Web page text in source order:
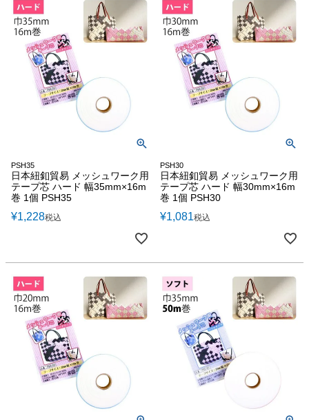
PSH35
日本紐釦貿易 メッシュワーク用
テープ芯 ハード 幅35mm×16m
巻 1個 PSH35
¥1,228税込
PSH30
日本紐釦貿易 メッシュワーク用
テープ芯 ハード 幅30mm×16m
巻 1個 PSH30
¥1,081税込